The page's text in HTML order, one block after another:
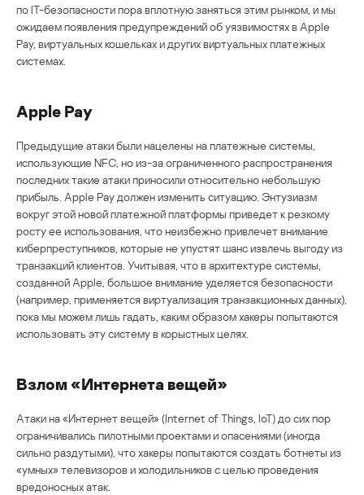
по IT-безопасности пора вплотную заняться этим рынком, и мы
ожидаем появления предупреждений об уязвимостях в Apple
Pay, виртуальных кошельках и других виртуальных платежных
системах.
Apple Pay
Предыдущие атаки были нацелены на платежные системы,
использующие NFC, но из-за ограниченного распространения
последних такие атаки приносили относительно небольшую
прибыль. Apple Pay должен изменить ситуацию. Энтузиазм
вокруг этой новой платежной платформы приведет к резкому
росту ее использования, что неизбежно привлечет внимание
киберпреступников, которые не упустят шанс извлечь выгоду из
транзакций клиентов. Учитывая, что в архитектуре системы,
созданной Apple, большое внимание уделяется безопасности
(например, применяется виртуализация транзакционных данных),
пока мы можем лишь гадать, каким образом хакеры попытаются
использовать эту систему в корыстных целях.
Взлом «Интернета вещей»
Атаки на «Интернет вещей» (Internet of Things, IoT) до сих пор
ограничивались пилотными проектами и опасениями (иногда
сильно раздутыми), что хакеры попытаются создать ботнеты из
«умных» телевизоров и холодильников с целью проведения
вредоносных атак.